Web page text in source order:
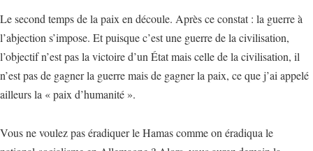
Le second temps de la paix en découle. Après ce constat : la guerre à
l’abjection s’impose. Et puisque c’est une guerre de la civilisation,
l’objectif n’est pas la victoire d’un État mais celle de la civilisation, il
n’est pas de gagner la guerre mais de gagner la paix, ce que j’ai appelé
ailleurs la « paix d’humanité ».
Vous ne voulez pas éradiquer le Hamas comme on éradiqua le